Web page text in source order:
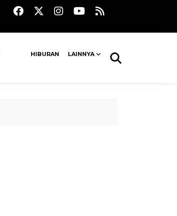
HIBURAN LAINNYA